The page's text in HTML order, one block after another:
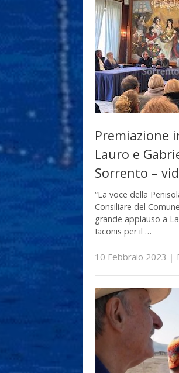
Premiazione
Lauro e
Sorrento –
“La voce della
Consiliare del
grande applauso a
Iaconis per il …
10 Febbraio 2023 |